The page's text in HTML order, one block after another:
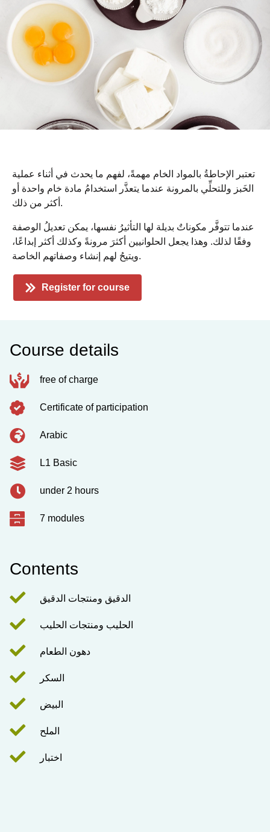
تعتبر الإحاطةُ بالمواد الخام مهمةً، لفهم ما يحدث في أثناء عملية
الخَبز وللتحلِّي بالمرونة عندما يتعذَّر استخدامُ مادة خام واحدة أو
أكثر من ذلك.
عندما تتوفَّر مكوناتٌ بديلة لها التأثيرُ نفسها، يمكن تعديلُ الوصفة
وفقًا لذلك. وهذا يجعل الحلوانيين أكثرَ مرونةً وكذلك أكثر إبداعًا،
ويتيحُ لهم إنشاء وصفاتهم الخاصة.
Register for course
Course details
free of charge
Certificate of participation
Arabic
L1 Basic
under 2 hours
7 modules
Contents
الدقيق ومنتجات الدقيق
الحليب ومنتجات الحليب
دهون الطعام
السكر
البيض
الملح
اختبار